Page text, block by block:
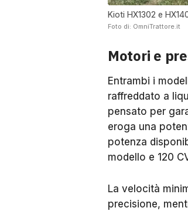
Kioti HX1302 e
Foto di: OmniTrattore.it
Motori e
Entrambi i
raffreddato a
pensato per
eroga una
potenza
modello e 120
La velocità
precisione,